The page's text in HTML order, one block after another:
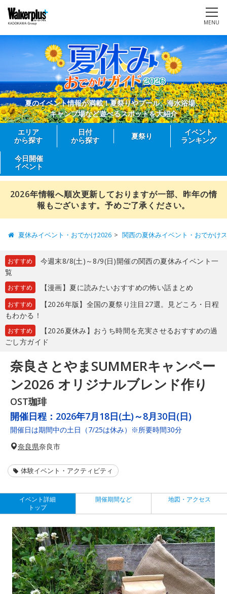
MENU
夏のイベント情報が満載！夏祭りやプール、海水浴場、
キャンプ場など遊べるスポットを大紹介
エリア
から探す
日付
から探す
夏祭り
イベント
ランキング
今日開催
イベント
2026年情報へ順次更新しておりますが一部、昨年の情
報もございます。予めご了承ください。
夏休みイベント・おでかけ2026 関西の夏休みイベント・おでかけ
おすすめ
今週末8/8(土)～8/9(日)開催の関西の夏休みイベント一
覧
おすすめ 【漫画】夏に読みたいおすすめの怖い話まとめ
おすすめ
【2026年版】全国の夏祭り注目27選。見どころ・日程
もわかる！
おすすめ
【2026夏休み】おうち時間を充実させるおすすめの過
ごし方ガイド
奈良さとやまSUMMERキャンペー
ン2026 オリジナルブレンド作り
OST珈琲
開催日程： 2026年7月18日(土)～8月30日(日)
開催日は期間中の土日（7/25は休み）※所要時間30分
奈良県奈良市
体験イベント・アクティビティ
イベント詳細
トップ
開催期間など 地図・アクセス